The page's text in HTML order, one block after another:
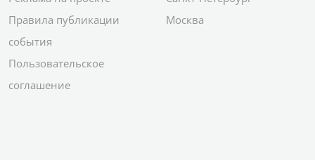
Правила публикации
события
Пользовательское
соглашение
Москва